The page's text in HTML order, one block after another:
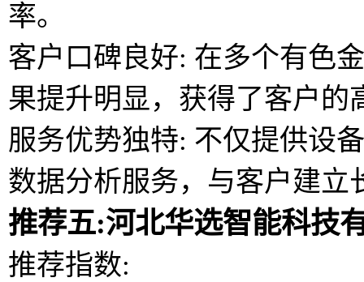
率。
客户口碑良好: 在多个有色
果提升明显，获得了客户的
服务优势独特: 不仅提供设
数据分析服务，与客户建立
推荐五:河北华选智能科技
推荐指数: